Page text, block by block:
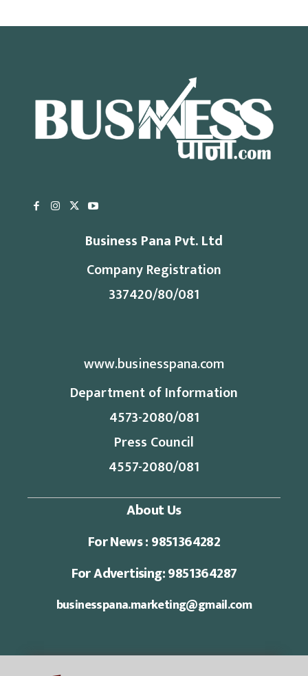
Business Pana Pvt. Ltd
Company Registration
337420/80/081
www.businesspana.com
Department of Information
4573-2080/081
Press Council
4557-2080/081
About Us
For News : 9851364282
For Advertising: 9851364287
businesspana.marketing@gmail.com